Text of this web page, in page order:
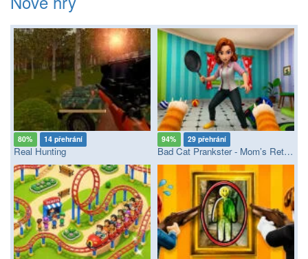
80% 14 přehrání
Real Hunting
94% 29 přehrání
Bad Cat Prankster - Mom’s Return